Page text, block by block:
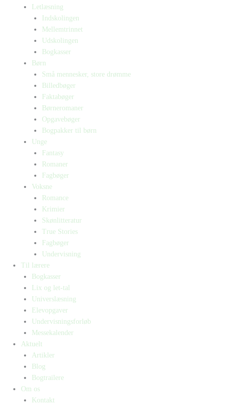
Letlæsning
Indskolingen
Mellemtrinnet
Udskolingen
Bogkasser
Børn
Små mennesker, store drømme
Billedbøger
Faktabøger
Børneromaner
Opgavebøger
Bogpakker til børn
Unge
Fantasy
Romaner
Fagbøger
Voksne
Romance
Krimier
Skønlitteratur
True Stories
Fagbøger
Undervisning
Til lærere
Bogkasser
Lix og let-tal
Universlæsning
Elevopgaver
Undervisningsforløb
Messekalender
Aktuelt
Artikler
Blog
Bogtrailere
Om os
Kontakt